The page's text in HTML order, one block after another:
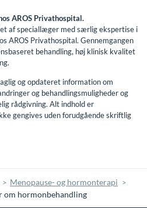
AROS Privathospital.
af speciallæger med særlig ekspertise i
AROS Privathospital. Gennemgangen
behandling, høj klinisk kvalitet
og opdateret information om
og behandlingsmuligheder og
rådgivning. Alt indhold er
gengives uden forudgående skriftlig
Menopause- og hormonterapi
om hormonbehandling